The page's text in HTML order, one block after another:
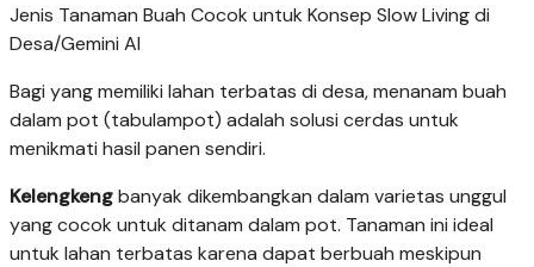
Jenis Tanaman Buah Cocok untuk Konsep Slow Living di
Desa/Gemini AI
Bagi yang memiliki lahan terbatas di desa, menanam buah
dalam pot (tabulampot) adalah solusi cerdas untuk
menikmati hasil panen sendiri.
Kelengkengbanyak dikembangkan dalam varietas unggul
yang cocok untuk ditanam dalam pot. Tanaman ini ideal
untuk lahan terbatas karena dapat berbuah meskipun